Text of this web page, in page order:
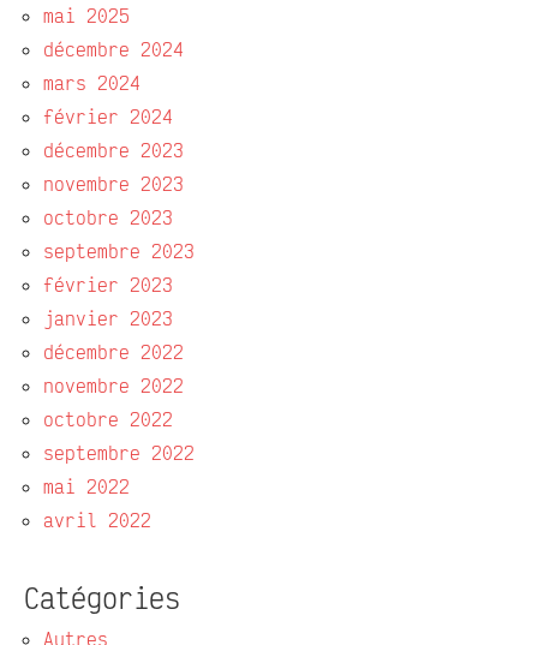
mai 2025
décembre 2024
mars 2024
février 2024
décembre 2023
novembre 2023
octobre 2023
septembre 2023
février 2023
janvier 2023
décembre 2022
novembre 2022
octobre 2022
septembre 2022
mai 2022
avril 2022
Catégories
Autres